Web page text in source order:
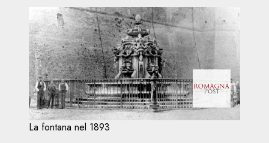
La fontana nel 1893